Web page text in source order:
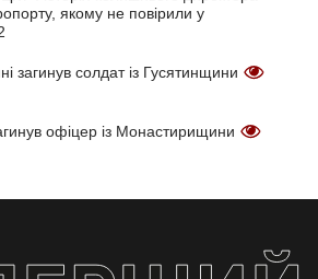
якому не повірили у
загинув солдат із Гусятинщини
офіцер із Монастирищини